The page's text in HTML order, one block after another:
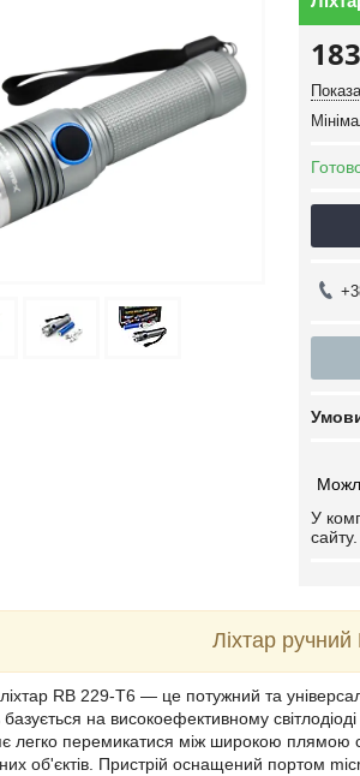
У
сайту.
Ліхтар
RB 229-T6 — це потужний та
на високоефективному
легко перемикатися між широкою плямою
об'єктів. Пристрій оснащений портом